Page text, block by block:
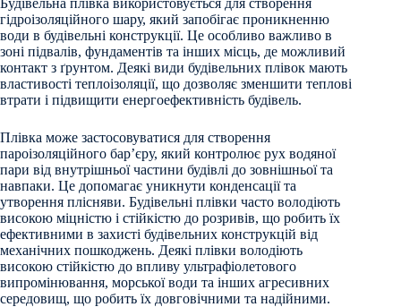
гідроізоляційного шару, який запобігає проникненню
води в будівельні конструкції. Це особливо важливо в
зоні підвалів, фундаментів та інших місць, де можливий
контакт з ґрунтом. Деякі види будівельних плівок мають
властивості теплоізоляції, що дозволяє зменшити теплові
втрати і підвищити енергоефективність будівель.
Плівка може застосовуватися для створення
пароізоляційного бар’єру, який контролює рух водяної
пари від внутрішньої частини будівлі до зовнішньої та
навпаки. Це допомагає уникнути конденсації та
утворення плісняви. Будівельні плівки часто володіють
високою міцністю і стійкістю до розривів, що робить їх
ефективними в захисті будівельних конструкцій від
механічних пошкоджень. Деякі плівки володіють
високою стійкістю до впливу ультрафіолетового
випромінювання, морської води та інших агресивних
середовищ, що робить їх довговічними та надійними.